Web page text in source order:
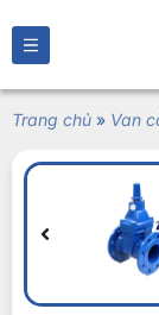
Trang chủ » Van